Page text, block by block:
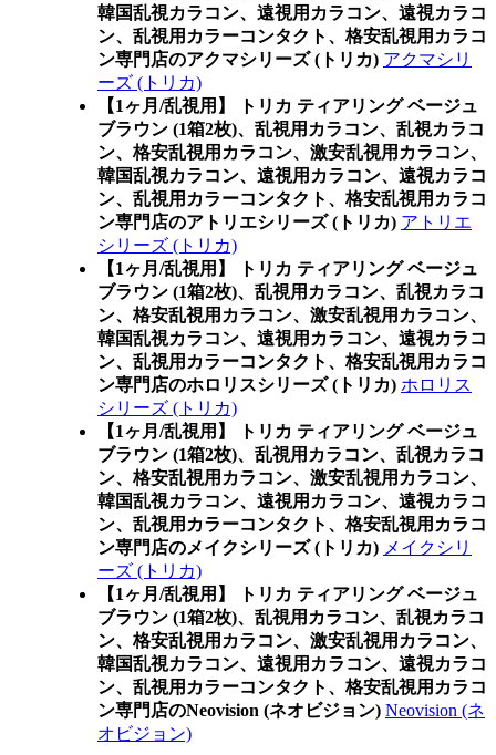
韓国乱視カラコン、遠視用カラコン、遠視カラコ
ン、乱視用カラーコンタクト、格安乱視用カラコ
ン専門店のアクマシリーズ (トリカ) アクマシリ
ーズ (トリカ)
【1ヶ月/乱視用】 トリカ ティアリング ベージュ
ブラウン (1箱2枚)、乱視用カラコン、乱視カラコ
ン、格安乱視用カラコン、激安乱視用カラコン、
韓国乱視カラコン、遠視用カラコン、遠視カラコ
ン、乱視用カラーコンタクト、格安乱視用カラコ
ン専門店のアトリエシリーズ (トリカ) アトリエ
シリーズ (トリカ)
【1ヶ月/乱視用】 トリカ ティアリング ベージュ
ブラウン (1箱2枚)、乱視用カラコン、乱視カラコ
ン、格安乱視用カラコン、激安乱視用カラコン、
韓国乱視カラコン、遠視用カラコン、遠視カラコ
ン、乱視用カラーコンタクト、格安乱視用カラコ
ン専門店のホロリスシリーズ (トリカ) ホロリス
シリーズ (トリカ)
【1ヶ月/乱視用】 トリカ ティアリング ベージュ
ブラウン (1箱2枚)、乱視用カラコン、乱視カラコ
ン、格安乱視用カラコン、激安乱視用カラコン、
韓国乱視カラコン、遠視用カラコン、遠視カラコ
ン、乱視用カラーコンタクト、格安乱視用カラコ
ン専門店のメイクシリーズ (トリカ) メイクシリ
ーズ (トリカ)
【1ヶ月/乱視用】 トリカ ティアリング ベージュ
ブラウン (1箱2枚)、乱視用カラコン、乱視カラコ
ン、格安乱視用カラコン、激安乱視用カラコン、
韓国乱視カラコン、遠視用カラコン、遠視カラコ
ン、乱視用カラーコンタクト、格安乱視用カラコ
ン専門店のNeovision (ネオビジョン) Neovision (ネ
オビジョン)